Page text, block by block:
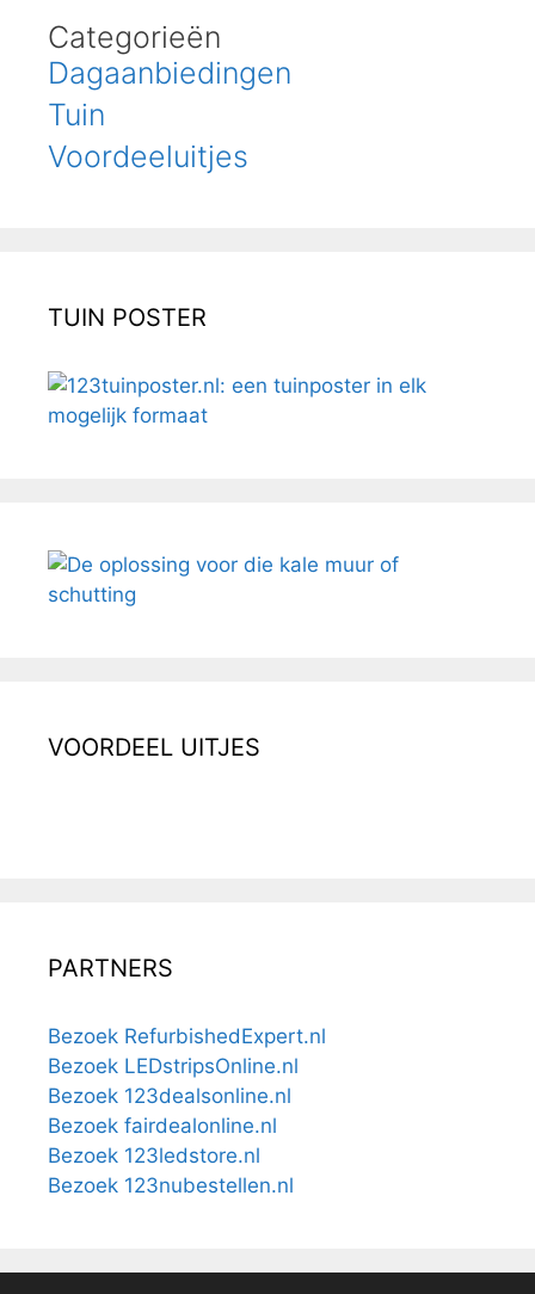
Categorieën
Dagaanbiedingen
Tuin
Voordeeluitjes
TUIN POSTER
VOORDEEL UITJES
PARTNERS
Bezoek RefurbishedExpert.nl
Bezoek LEDstripsOnline.nl
Bezoek 123dealsonline.nl
Bezoek fairdealonline.nl
Bezoek 123ledstore.nl
Bezoek 123nubestellen.nl